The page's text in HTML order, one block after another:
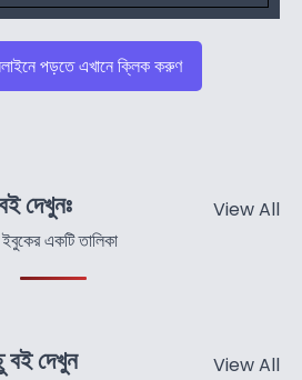
পড়তে এখানে ক্লিক করুণ
দেখুনঃ
একটি তালিকা
View All
দেখুন View All